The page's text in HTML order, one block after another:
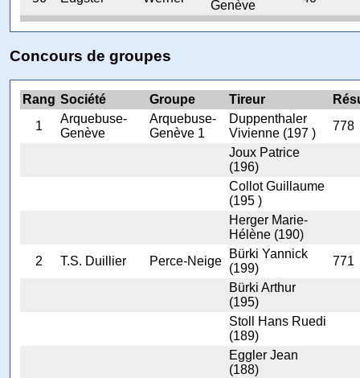
Genève
Concours de groupes
Rang Société Groupe Tireur
1
Arquebuse-
Genève
Arquebuse-
Genève 1
Duppenthaler
Vivienne (197 )
778
Joux Patrice
(196)
Collot Guillaume
(195 )
Herger Marie-
Hélène (190)
2
T.S. Duillier Perce-Neige
Bürki Yannick
(199)
771
Bürki Arthur
(195)
Stoll Hans Ruedi
(189)
Eggler Jean
(188)